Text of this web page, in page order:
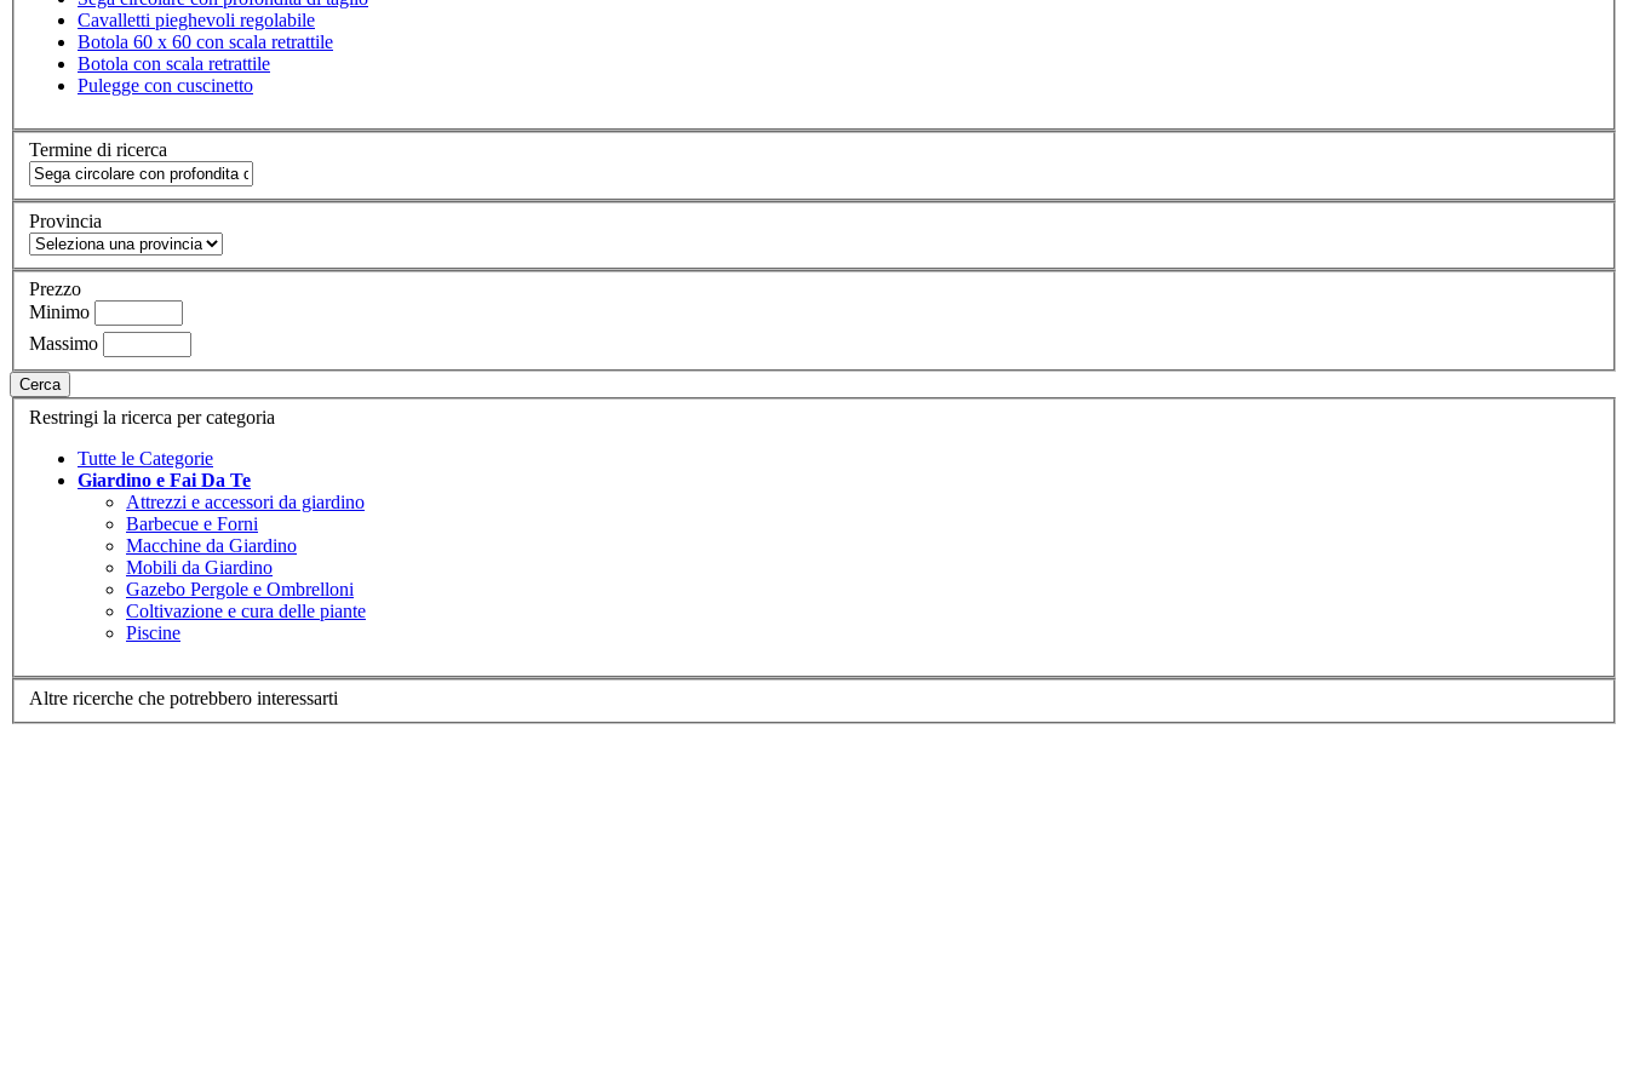
Cavalletti pieghevoli regolabile
Botola 60 x 60 con scala retrattile
Botola con scala retrattile
Pulegge con cuscinetto
Termine di ricerca
Provincia
Prezzo
Minimo
Massimo
Cerca
Restringi la ricerca per categoria
Tutte le Categorie
Giardino e Fai Da Te
Attrezzi e accessori da giardino
Barbecue e Forni
Macchine da Giardino
Mobili da Giardino
Gazebo Pergole e Ombrelloni
Coltivazione e cura delle piante
Piscine
Altre ricerche che potrebbero interessarti